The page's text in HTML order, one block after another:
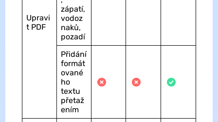
Upravi
t PDF
zápatí,
vodoz
naků,
pozadí
Přidání
formát
ované
ho
textu
přetaž
ením